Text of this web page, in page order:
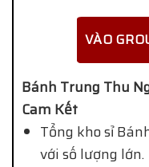
VÀO
Bánh Trung Thu
Cam Kết
Tổng kho sỉ
với số lượng lớn.